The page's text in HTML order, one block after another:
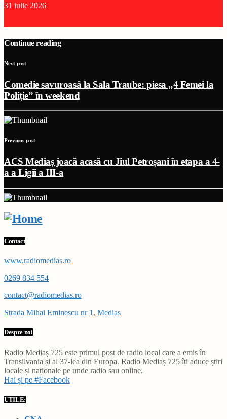
31 iulie 2026
Continue reading
Next post
Comedie savuroasă la Sala Traube: piesa „4 Femei la
Poliție” în weekend
Previous post
ACS Mediaș joacă acasă cu Jiul Petroșani în etapa a 4-
a a Ligii a III-a
Contact
www,radiomedias.ro
0269 834 554
contact@radiomedias.ro
Strada Mihai Eminescu nr 1, Medias
Despre noi
Radio Mediaș 725 este primul post de radio local care a emis în
Transilvania și al 37-lea din Europa. Radio Mediaș 725 îți aduce știri
locale și naționale pe unde radio sau online.
Hai și pe #Facebook
UTILE: